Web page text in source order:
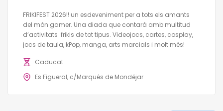
FRIKIFEST 2026!! un esdeveniment per a tots els amants
del món gamer. Una diada que contarà amb multitud
d’activitats frikis de tot tipus. Videojocs, cartes, cosplay,
jocs de taula, kPop, manga, arts marcials i molt més!
Caducat
Es Figueral, c/Marqués de Mondéjar